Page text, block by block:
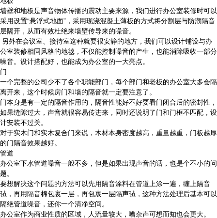
墙壁和地板是声音物体传播的震动主要来源，我们进行办公室装修时可以
采用设置“悬浮式地面”，采用现浇混凝土薄板的方式将分割层与防潮隔音
层隔开，从而有效杜绝来墙壁传导来的噪音。
另外在会议室、接待室这种就要很安静的地方，我们可以设计铺设与办
公室装修相同风格的地毯，不仅能控制噪音的产生，也能消除吸收一部分
噪音。设计搭配好，也能成为办公室的一大亮点。
门
一个完整的公司少不了各个职能部门，每个部门和老板的办公室大多会隔
离开来，这个时候房门和墙的隔音就一定要注意了。
门本身是有一定的隔音作用的，隔音性能好不好要看门闭合后的密封性，
如果缝隙过大，声音就很容易传进来，同时还说明了门和门框不匹配，设
计安装不过关。
对于实木门和实木复合门来说，木材本身密度越高，重量越重，门板越厚
的门隔音效果越好。
管道
办公室下水管道噪音一般不多，但是如果出现声音的话，也是个不小的问
题。
要想解决这个问题的方法可以先用隔音涂料在管道上涂一遍，缠上隔音
毡，再用隔音棉包裹一层，再包裹一层隔声毡，这种方法处理后基本可以
隔绝管道噪音，还你一个清净空间。
办公室作为商业性质的区域，人流量较大，嘈杂声可想而知也会更大。